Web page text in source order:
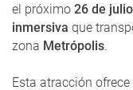
el próximo 26 de julio
inmersiva que
zona Metrópolis.
Esta atracción